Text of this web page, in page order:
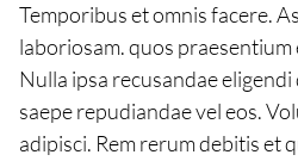
Temporibus et omnis facere.
laboriosam. quos
Nulla ipsa recusandae
saepe repudiandae vel eos.
adipisci. Rem rerum debitis et